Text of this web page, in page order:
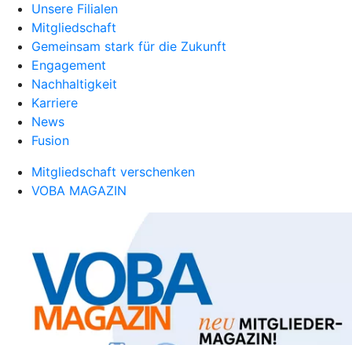
Unsere Filialen
Mitgliedschaft
Gemeinsam stark für die Zukunft
Engagement
Nachhaltigkeit
Karriere
News
Fusion
Mitgliedschaft verschenken
VOBA MAGAZIN